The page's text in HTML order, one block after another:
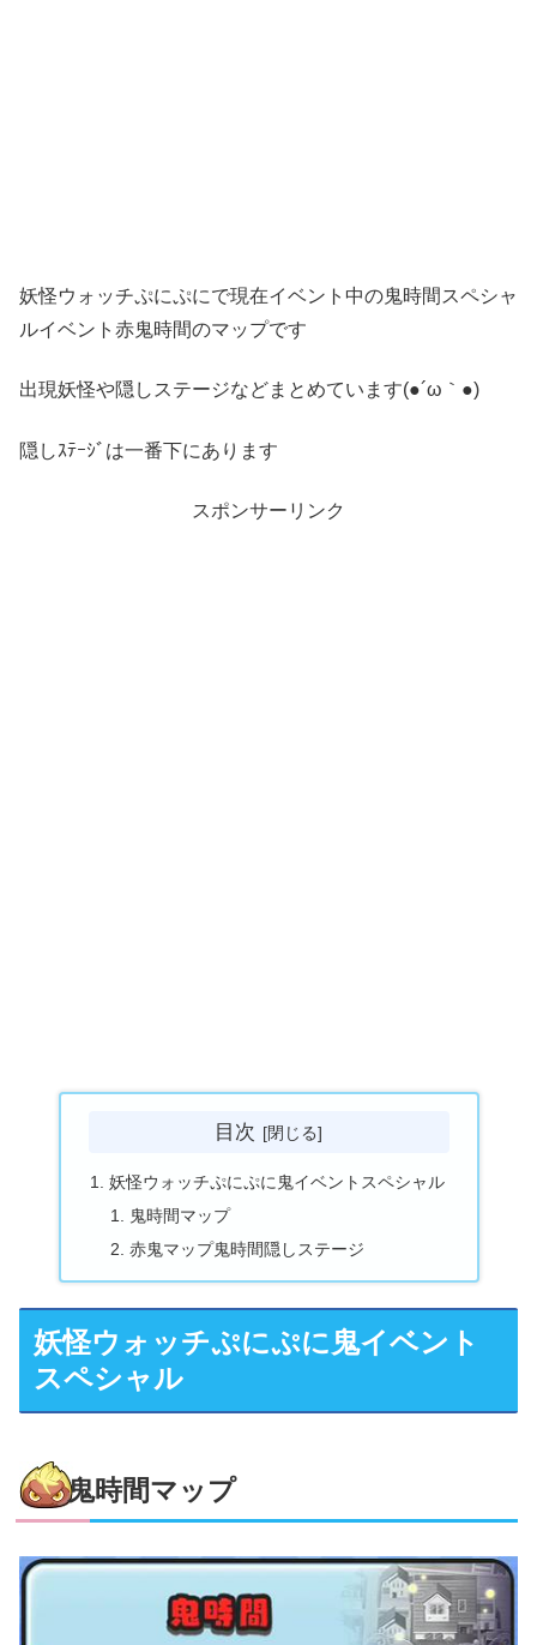
妖怪ウォッチぷにぷにで現在イベント中の鬼時間スペシャ
ルイベント赤鬼時間のマップです
出現妖怪や隠しステージなどまとめています(●´ω｀●)
隠しｽﾃｰｼﾞは一番下にあります
スポンサーリンク
目次
妖怪ウォッチぷにぷに鬼イベントスペシャル
鬼時間マップ
赤鬼マップ鬼時間隠しステージ
妖怪ウォッチぷにぷに鬼イベント
スペシャル
鬼時間マップ